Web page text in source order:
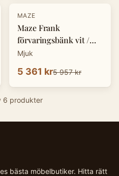
-10%
MAZE
Maze Frank
förvaringsbänk vit /
konjaksläder
Mjuk
5 361 kr5 957 kr
6 produkter
bästa möbelbutiker. Hitta rätt